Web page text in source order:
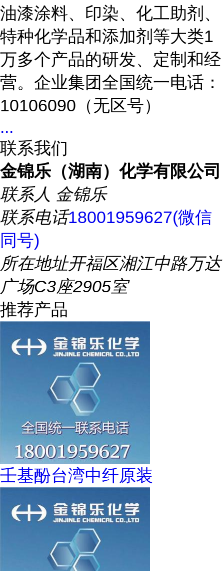
油漆涂料、印染、化工助剂、
特种化学品和添加剂等大类1
万多个产品的研发、定制和经
营。企业集团全国统一电话：
10106090（无区号）
...
联系我们
金锦乐（湖南）化学有限公司
联系人 金锦乐
联系电话18001959627(微信
同号)
所在地址开福区湘江中路万达
广场C3座2905室
推荐产品
壬基酚台湾中纤原装